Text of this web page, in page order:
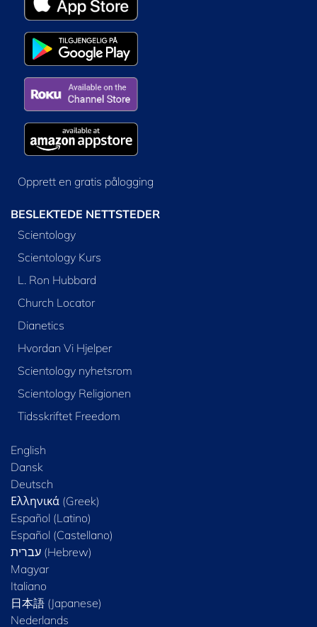
Opprett en gratis pålogging
BESLEKTEDE NETTSTEDER
Scientology
Scientology Kurs
L. Ron Hubbard
Church Locator
Dianetics
Hvordan Vi Hjelper
Scientology nyhetsrom
Scientology Religionen
Tidsskriftet Freedom
English
Dansk
Deutsch
Ελληνικά (Greek)
Español (Latino)
Español (Castellano)
Magyar
Italiano
日本語 (Japanese)
Nederlands